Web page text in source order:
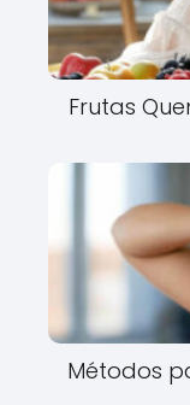
Frutas
Métodos